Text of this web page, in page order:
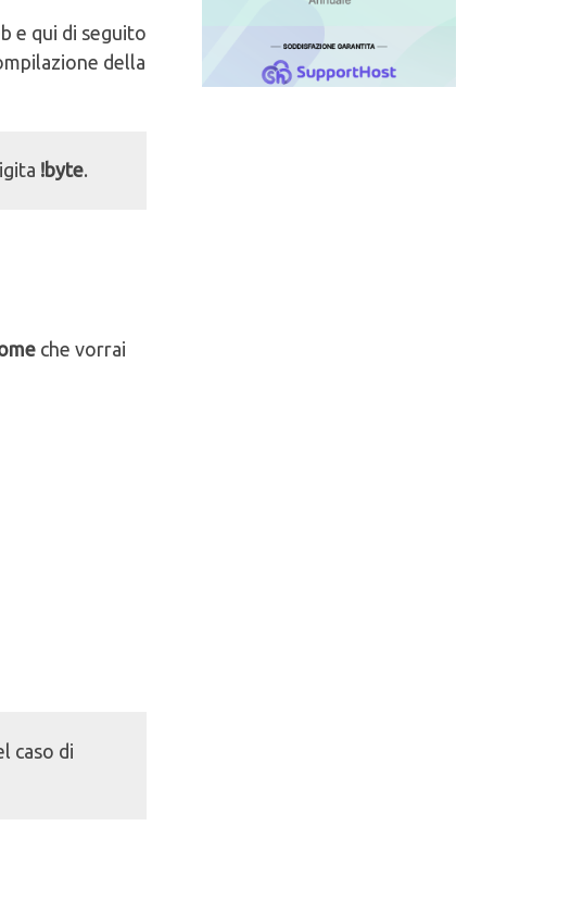
e qui di seguito
della
!byte.
che vorrai
caso di